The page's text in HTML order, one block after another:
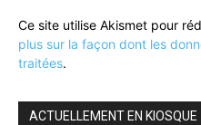
Ce site utilise Akismet pour
plus sur la façon dont les
traitées.
ACTUELLEMENT EN KIOSQUE